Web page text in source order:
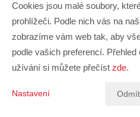
Vytvořeno v systému
Tomawell
Cookies jsou malé soubory,
prohlížeči. Podle nich vás na
zobrazíme vám web tak, aby
podle vašich preferencí.
užívání si můžete přečíst zde.
Nastavení